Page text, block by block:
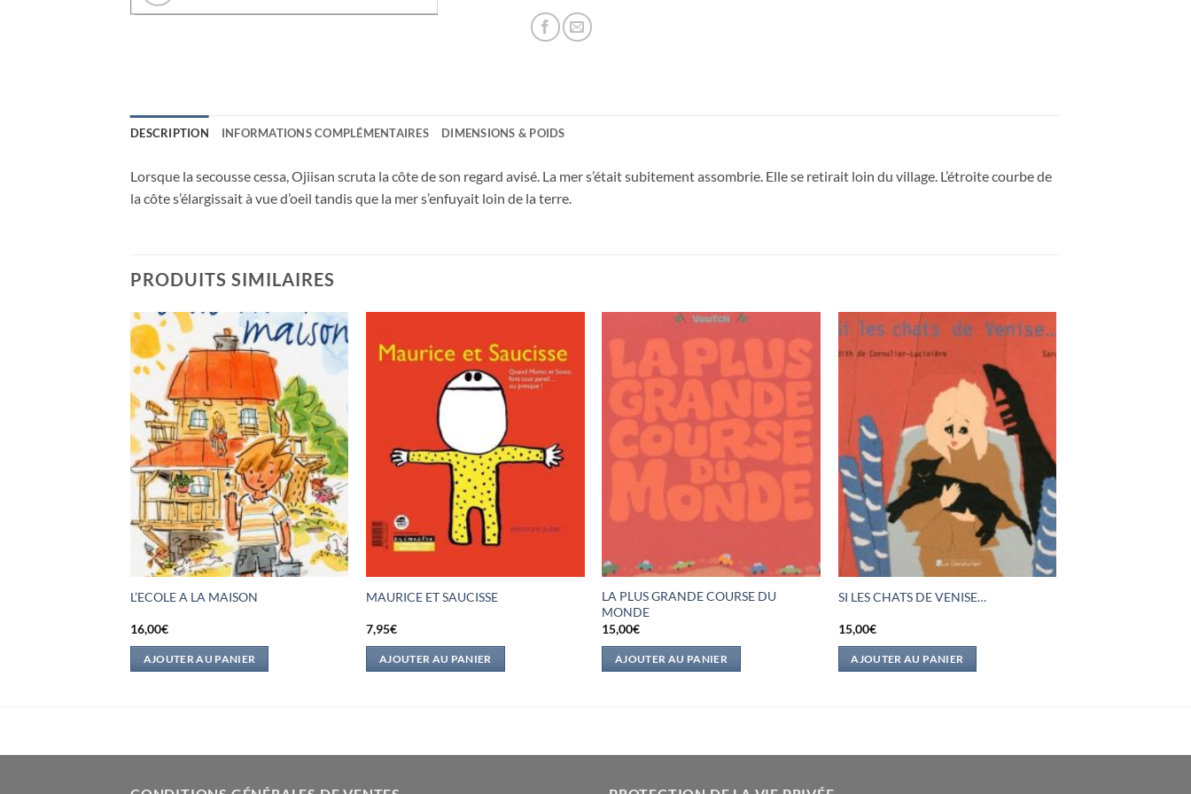
DESCRIPTION INFORMATIONS COMPLÉMENTAIRES DIMENSIONS & POIDS
Lorsque la secousse cessa, Ojiisan scruta la côte de son regard avisé. La mer s’était subitement assombrie. Elle se retirait loin du village. L’étroite courbe de
la côte s’élargissait à vue d’oeil tandis que la mer s’enfuyait loin de la terre.
PRODUITS SIMILAIRES
L’ECOLE A LA MAISON
16,00€
AJOUTER AU PANIER
MAURICE ET SAUCISSE
7,95€
AJOUTER AU PANIER
LA PLUS GRANDE COURSE DU
MONDE
15,00€
AJOUTER AU PANIER
SI LES CHATS DE VENISE…
15,00€
AJOUTER AU PANIER